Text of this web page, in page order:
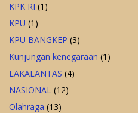
KPK RI (1)
KPU (1)
KPU BANGKEP (3)
Kunjungan kenegaraan (1)
LAKALANTAS (4)
NASIONAL (12)
Olahraga (13)